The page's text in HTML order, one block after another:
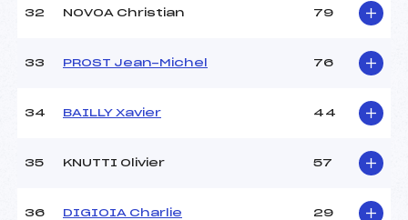
32 NOVOA Christian 79
33 PROST Jean-Michel 76
34 BAILLY Xavier 44
35 KNUTTI Olivier 57
36 DIGIOIA Charlie 29